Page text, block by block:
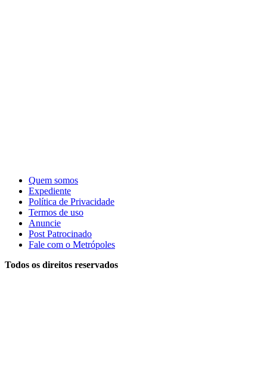
Quem somos
Expediente
Política de Privacidade
Termos de uso
Anuncie
Post Patrocinado
Fale com o Metrópoles
Todos os direitos reservados